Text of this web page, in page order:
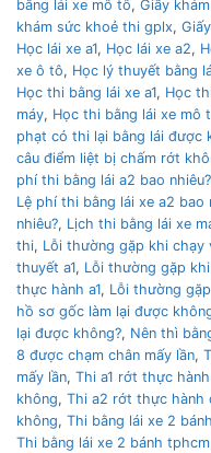
bằng lái xe mô tô, Giấy
khám sức khoẻ thi gplx,
Học lái xe a1, Học lái xe a2,
xe ô tô, Học lý thuyết bằng
Học thi bằng lái xe a1, Học
máy, Học thi bằng lái xe mô
phạt có thi lại bằng lái được
câu điểm liệt bị chấm rớt
phí thi bằng lái a2 bao nhiêu?
Lệ phí thi bằng lái xe a2 bao
nhiêu?, Lịch thi bằng lái xe
thi, Lỗi thường gặp khi chạy
thuyết a1, Lỗi thường gặp
thực hành a1, Lỗi thường
hồ sơ gốc làm lại được
lại được không?, Nên thì
8 được chạm chân mấy lần,
mấy lần, Thi a1 rớt thực
không, Thi a2 rớt thực hành
không, Thi bằng lái xe 2
Thi bằng lái xe 2 bánh tphcm